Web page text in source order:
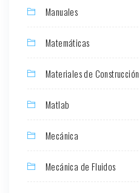
Manuales
Matemáticas
Materiales de Construcción
Matlab
Mecánica
Mecánica de Fluidos